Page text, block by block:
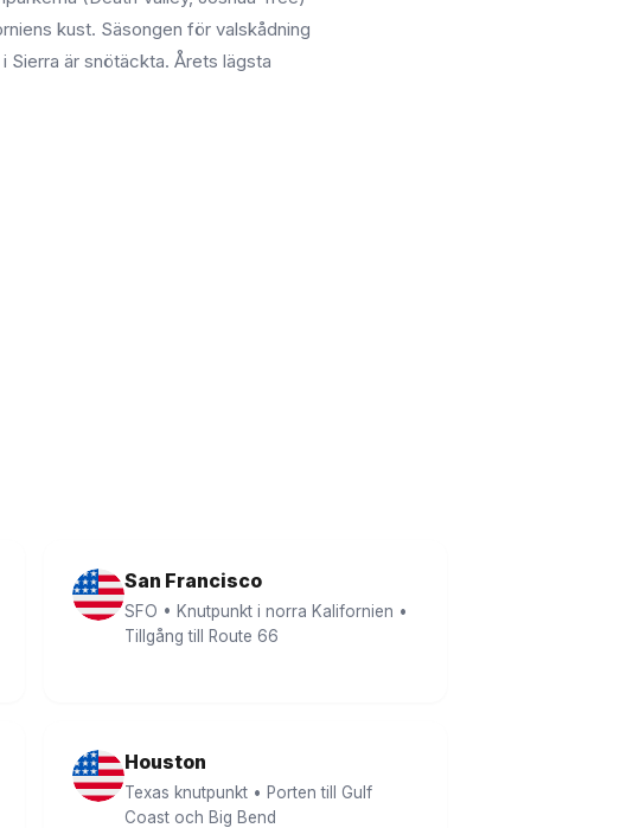
kust. Säsongen för valskådning
Sierra är snötäckta. Årets lägsta
San Francisco
SFO • Knutpunkt i norra Kalifornien •
Tillgång till Route 66
Houston
Texas knutpunkt • Porten till Gulf
Coast och Big Bend